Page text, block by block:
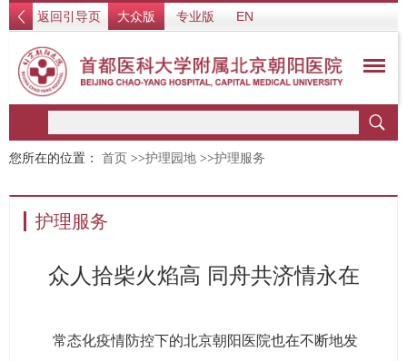
返回引导页 大众版 专业版 EN
您所在的位置： 首页 >>护理园地 >>护理服务
护理服务
众人拾柴火焰高 同舟共济情永在
常态化疫情防控下的北京朝阳医院也在不断地发